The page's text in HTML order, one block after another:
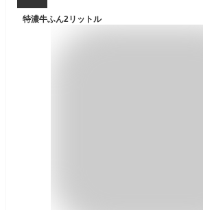
特濃牛ふん2リットル